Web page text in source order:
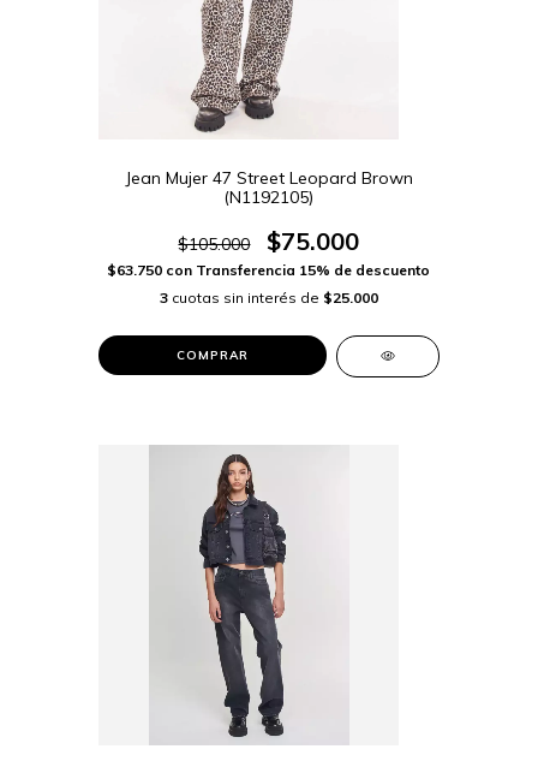
Jean Mujer 47 Street Leopard Brown
(N1192105)
$105.000 $75.000
$63.750 con Transferencia 15% de descuento
3 cuotas sin interés de $25.000
COMPRAR